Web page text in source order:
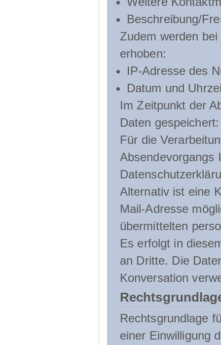
Beschreibung/
Zudem werden
erhoben:
IP-Adresse des
Datum und
Im Zeitpunkt der
Daten gespeichert:
Für die
Absendevorgangs
Alternativ ist eine
Mail-Adresse
übermittelten
Es erfolgt in
an Dritte. Die
Konversation
Rechtsgrundlage
einer Einwilligung